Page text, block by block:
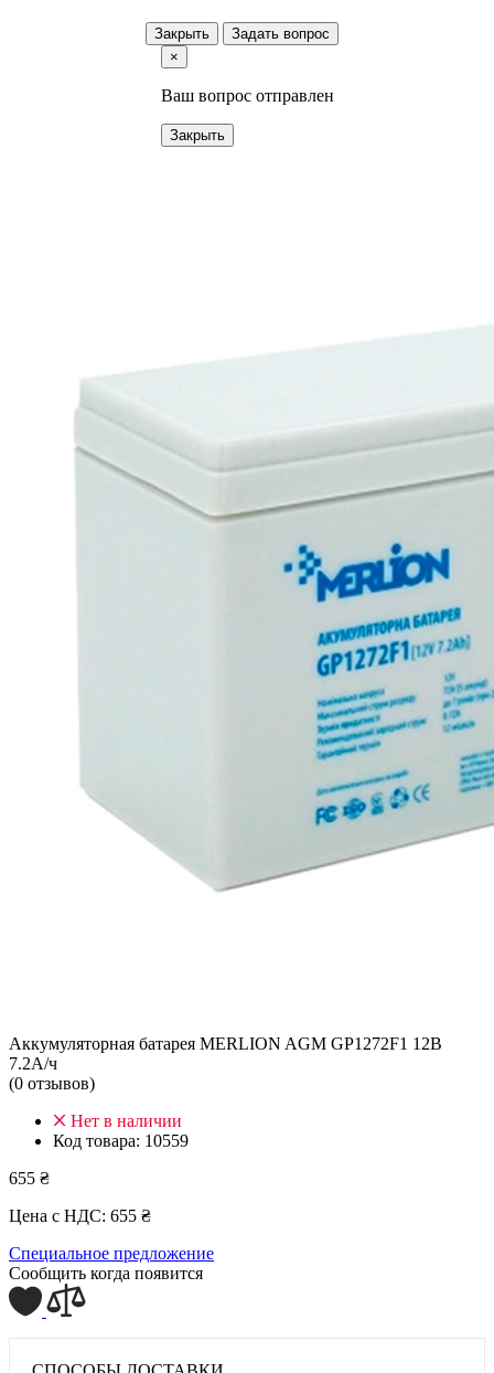
Закрыть
Задать вопрос
×
Ваш вопрос отправлен
Закрыть
Аккумуляторная батарея MERLION AGM GP1272F1 12В
7.2А/ч
(0 отзывов)
Нет в наличии
Код товара: 10559
655 ₴
Цена с НДС: 655 ₴
Специальное предложение
Сообщить когда появится